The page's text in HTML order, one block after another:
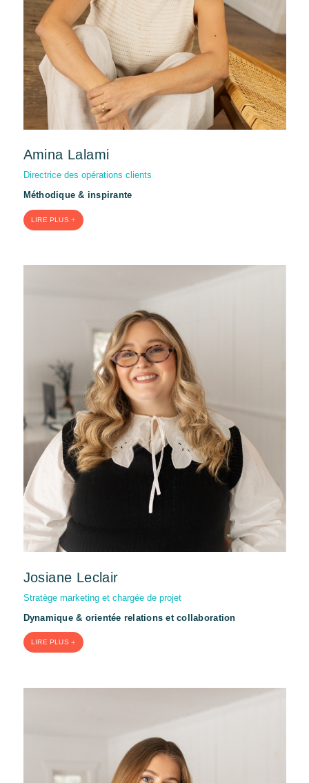
Amina Lalami
Directrice des opérations clients
Méthodique & inspirante
LIRE PLUS
Josiane Leclair
Stratège marketing et chargée de projet
Dynamique & orientée relations et collaboration
LIRE PLUS